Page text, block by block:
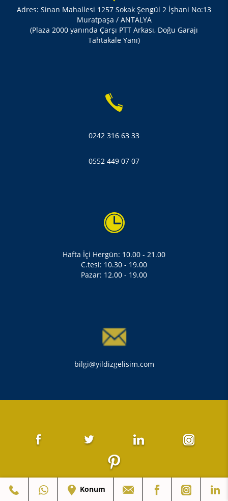
Adres: Sinan Mahallesi 1257 Sokak Şengül 2 İşhani No:13
Muratpaşa / ANTALYA
(Plaza 2000 yanında Çarşı PTT Arkası, Doğu Garajı
Tahtakale Yanı)
0242 316 63 33
0552 449 07 07
Hafta İçi Hergün: 10.00 - 21.00
C.tesi: 10.30 - 19.00
Pazar: 12.00 - 19.00
bilgi@yildizgelisim.com
Konum
©2021